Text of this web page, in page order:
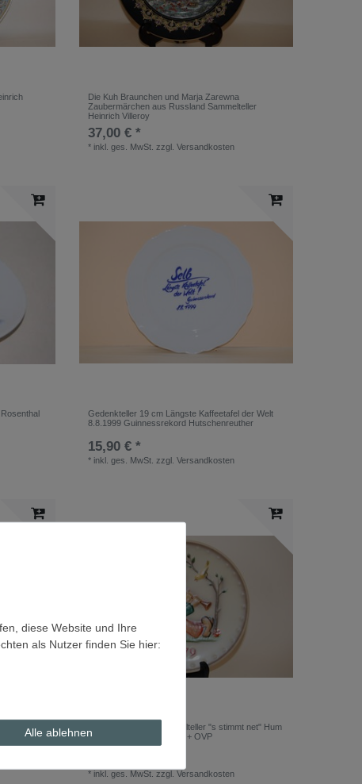
Die Kuh Braunchen und Marja Zarewna
Zaubermärchen aus Russland Sammelteller
Heinrich Villeroy
37,00 € *
* inkl. ges. MwSt. zzgl.Versandkosten
Gedenkteller 19 cm Längste Kaffeetafel der Welt
8.8.1999 Guinnessrekord Hutschenreuther
15,90 € *
* inkl. ges. MwSt. zzgl.Versandkosten
OVP
Jahresteller 1979 Sammelteller "s stimmt net" Hum
272 Hummel Goebel Neu + OVP
* inkl. ges. MwSt. zzgl.Versandkosten
diese Website und Ihre
als Nutzer finden Sie hier:
Alle ablehnen